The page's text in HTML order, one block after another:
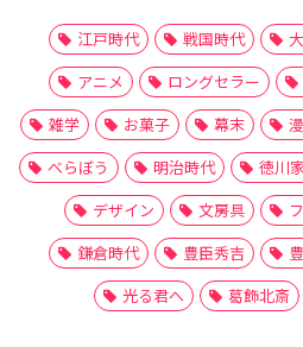
江戸時代 戦国時代
アニメ
ロングセラー
雑学
お菓子 幕末
べらぼう
明治時代 徳川
デザイン
文房具
鎌倉時代
豊臣秀吉
光る君へ
葛飾北斎